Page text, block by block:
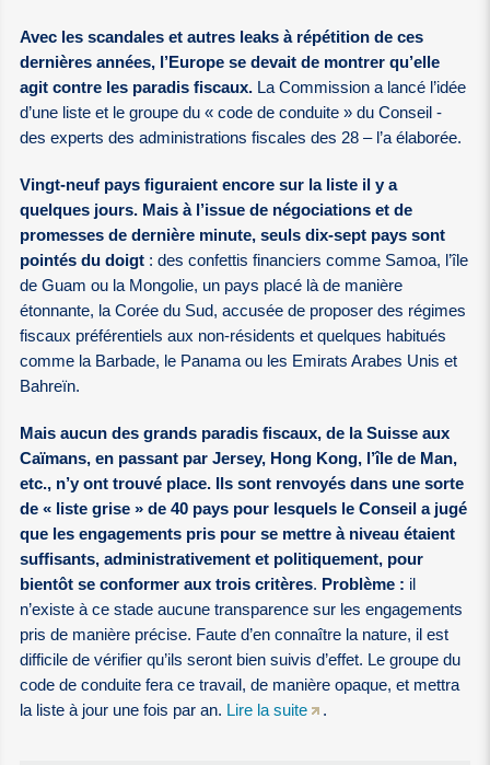
Avec les scandales et autres leaks à répétition de ces
dernières années, l’Europe se devait de montrer qu’elle
agit contre les paradis fiscaux. La Commission a lancé l’idée
d’une liste et le groupe du « code de conduite » du Conseil -
des experts des administrations fiscales des 28 – l’a élaborée.
Vingt-neuf pays figuraient encore sur la liste il y a
quelques jours. Mais à l’issue de négociations et de
promesses de dernière minute, seuls dix-sept pays sont
pointés du doigt : des confettis financiers comme Samoa, l’île
de Guam ou la Mongolie, un pays placé là de manière
étonnante, la Corée du Sud, accusée de proposer des régimes
fiscaux préférentiels aux non-résidents et quelques habitués
comme la Barbade, le Panama ou les Emirats Arabes Unis et
Bahreïn.
Mais aucun des grands paradis fiscaux, de la Suisse aux
Caïmans, en passant par Jersey, Hong Kong, l’île de Man,
etc., n’y ont trouvé place. Ils sont renvoyés dans une sorte
de « liste grise » de 40 pays pour lesquels le Conseil a jugé
que les engagements pris pour se mettre à niveau étaient
suffisants, administrativement et politiquement, pour
bientôt se conformer aux trois critères. Problème : il
n’existe à ce stade aucune transparence sur les engagements
pris de manière précise. Faute d’en connaître la nature, il est
difficile de vérifier qu’ils seront bien suivis d’effet. Le groupe du
code de conduite fera ce travail, de manière opaque, et mettra
la liste à jour une fois par an. Lire la suite .